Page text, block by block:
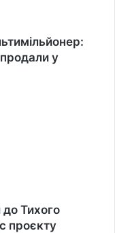
у
Тихого
проєкту